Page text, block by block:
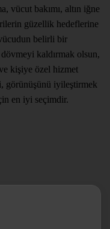
vücut bakımı, altın iğne
güzellik hedeflerine
belirli bir
kaldırmak olsun,
kişiye özel hizmet
görünüşünü iyileştirmek
en iyi seçimdir.